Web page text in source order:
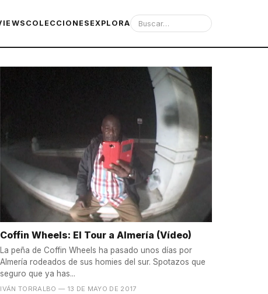
COLECCIONES EXPLORA
Coffin Wheels: El Tour a Almería (Vídeo)
La peña de Coffin Wheels ha pasado unos días por
Almería rodeados de sus homies del sur. Spotazos que
seguro que ya has...
IVÁN TORRALBO — 13 DE MAYO DE 2017